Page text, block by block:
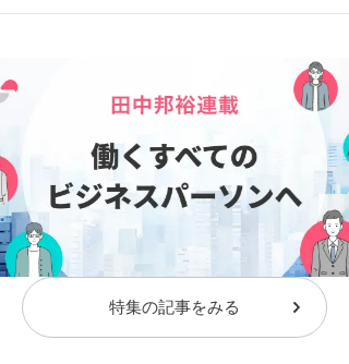
特集の記事をみる